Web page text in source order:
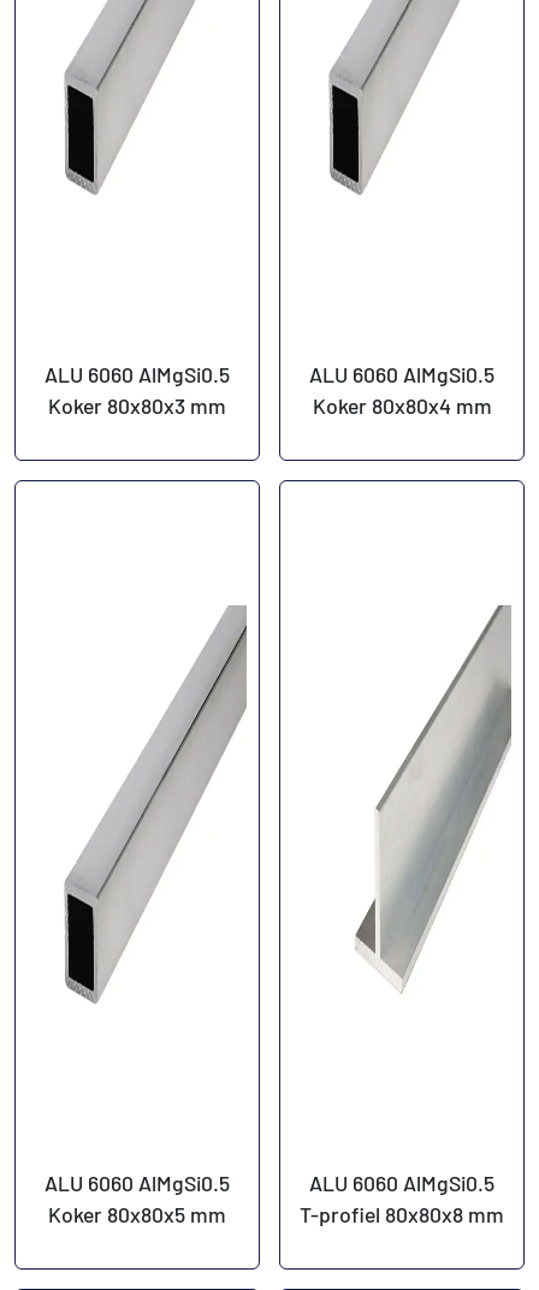
ALU 6060 AlMgSi0.5
Koker 80x80x3 mm
ALU 6060 AlMgSi0.5
Koker 80x80x4 mm
ALU 6060 AlMgSi0.5
Koker 80x80x5 mm
ALU 6060 AlMgSi0.5
T-profiel 80x80x8 mm